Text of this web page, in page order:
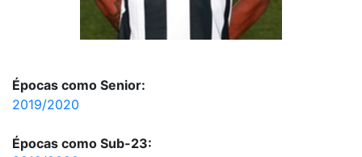
Épocas como Senior:
2019/2020
Épocas como Sub-23: